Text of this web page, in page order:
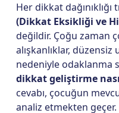
Her dikkat dağınıklığı
(Dikkat Eksikliği ve
değildir. Çoğu zaman
alışkanlıklar,
nedeniyle odaklanma
dikkat geliştirme
cevabı, çocuğun
analiz etmekten